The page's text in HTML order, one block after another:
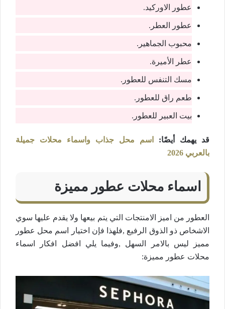
عطور الاوركيد.
عطور العطر.
محبوب الجماهير.
عطر الأميرة.
مسك التنفس للعطور.
طعم راق للعطور.
بيت العبير للعطور.
قد يهمك أيضًا:
اسم محل جذاب واسماء محلات جميلة
بالعربي 2026
اسماء محلات عطور مميزة
العطور من اميز الامنتجات التي يتم بيعها ولا يقدم عليها سوي
الاشخاص ذو الذوق الرفيع ,فلهذا فإن اختيار اسم محل عطور
مميز ليس بالامر السهل ,وفيما يلي افضل افكار اسماء
محلات عطور مميزة: